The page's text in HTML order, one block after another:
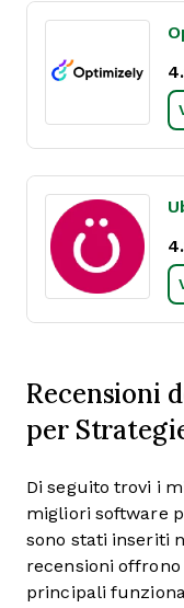
Recensioni
per
Di seguito trovi i
migliori software
sono stati inseriti
recensioni
principali